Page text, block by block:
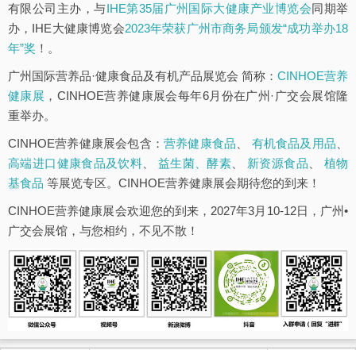
有限公司主办，与IHE第35届广州国际大健康产业博览会同期举
办，IHE大健康博览会2023年荣获广州市商务局颁发“成功举办18
年”奖 ！。
广州国际营养品·健康食品及有机产品展览会 简称： CINHOE营养
健康展 ，CINHOE营养健康展会每年6月份在广州·广交会展馆隆
重举办。
CINHOE营养健康展会包含： 营养健康食品 有机食品及用品
高端进口健康食品及饮料
益生菌、酵素 新资源食品
植物
基食品 等展览专区。CINHOE营养健康展会期待您的到来！
CINHOE营养健康展会欢迎您的到来，2027年3月10-12日，广州•
广交会展馆，与您相约，不见不散！